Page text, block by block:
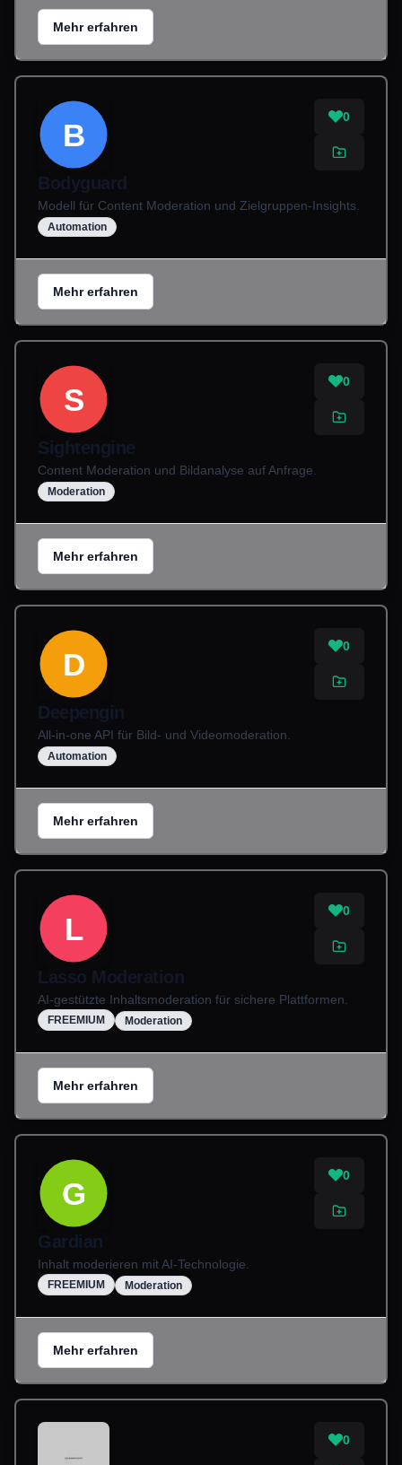
Mehr erfahren
B
0
Bodyguard
Modell für Content Moderation und Zielgruppen-Insights.
Automation
Mehr erfahren
S
0
Sightengine
Content Moderation und Bildanalyse auf Anfrage.
Moderation
Mehr erfahren
D
0
Deepengin
All-in-one API für Bild- und Videomoderation.
Automation
Mehr erfahren
L
0
Lasso Moderation
AI-gestützte Inhaltsmoderation für sichere Plattformen.
FREEMIUM Moderation
Mehr erfahren
G
0
Gardian
Inhalt moderieren mit AI-Technologie.
FREEMIUM Moderation
Mehr erfahren
0